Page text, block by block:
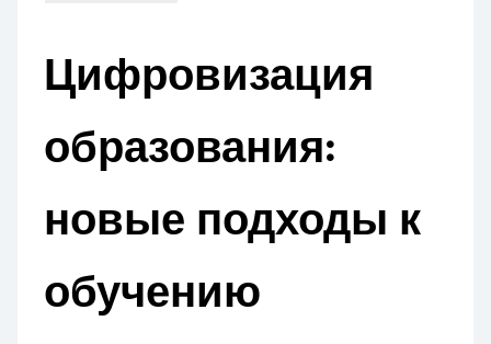
Цифровизация
образования:
новые подходы к
обучению